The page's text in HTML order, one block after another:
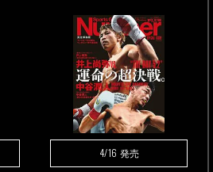
4/16 発売